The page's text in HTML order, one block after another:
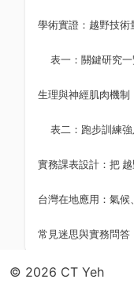
學術實證：越野技
表一：關鍵研究一
表二：跑步訓練
台灣在地應用：氣
常見迷思與實務問答
© 2026 CT Yeh